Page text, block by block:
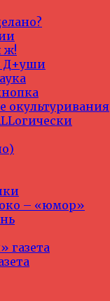
ж!
Д+уши
окультуривания
– «юмор»
газета